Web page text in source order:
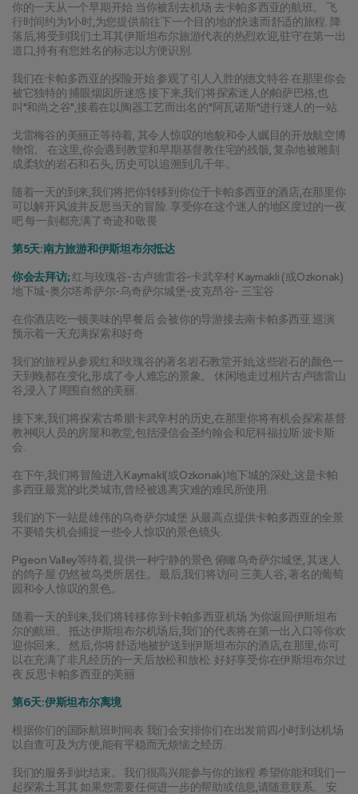
你的一天从一个早期开始 当你被刮去机场 去卡帕多西亚的航班。 飞
行时间约为1小时,为您提供前往下一个目的地的快速而舒适的旅程. 降
落后,将受到我们土耳其伊斯坦布尔旅游代表的热烈欢迎,驻守在第一出
道口,持有有您姓名的标志以方便识别.
我们在卡帕多西亚的探险开始 参观了引人入胜的德文特谷 在那里你会
被它独特的 捕眼烟囱所迷惑 接下来,我们将探索迷人的帕萨巴格,也
叫"和尚之谷",接着在以陶器工艺而出名的"阿瓦诺斯"进行迷人的一站.
戈雷梅谷的美丽正等待着, 其令人惊叹的地貌和令人瞩目的开放航空博
物馆。 在这里,你会遇到教堂和早期基督教住宅的残骸, 复杂地被雕刻
成柔软的岩石和石头, 历史可以追溯到几千年。
随着一天的到来,我们将把你转移到你位于卡帕多西亚的酒店,在那里你
可以解开风波并反思当天的冒险. 享受你在这个迷人的地区度过的一夜
吧 每一刻都充满了奇迹和敬畏
第5天:南方旅游和伊斯坦布尔抵达
你会去拜访; 红与玫瑰谷-古卢德雷谷-卡武辛村 Kaymakli (或Ozkonak)
地下城-奥尔塔希萨尔-乌奇萨尔城堡-皮克昂谷- 三宝谷
在你酒店吃一顿美味的早餐后 会被你的导游接去南卡帕多西亚 巡演
预示着一天充满探索和好奇
我们的旅程从参观红和玫瑰谷的著名岩石教堂开始,这些岩石的颜色一
天到晚都在变化,形成了令人难忘的景象。 休闲地走过相片古卢德雷山
谷,浸入了周围自然的美丽.
接下来,我们将探索古希腊卡武辛村的历史,在那里你将有机会探索基督
教神职人员的房屋和教堂,包括浸信会圣约翰会和尼科福拉斯·波卡斯
会.
在下午,我们将冒险进入Kaymakl(或Ozkonak)地下城的深处,这是卡帕
多西亚最宽的此类城市,曾经被逃离灾难的难民所使用.
我们的下一站是雄伟的乌奇萨尔城堡 从最高点提供卡帕多西亚的全景
不要错失机会捕捉一些令人惊叹的景色镜头.
Pigeon Valley等待着, 提供一种宁静的景色 俯瞰乌奇萨尔城堡, 其迷人
的鸽子屋 仍然被鸟类所居住。 最后,我们将访问 三美人谷, 著名的葡萄
园和令人惊叹的景色。
随着一天的到来,我们将转移你 到卡帕多西亚机场 为你返回伊斯坦布
尔的航班。 抵达伊斯坦布尔机场后,我们的代表将在第一出入口等你欢
迎你回来。 然后,你将舒适地被护送到伊斯坦布尔的酒店,在那里,你可
以在充满了非凡经历的一天后放松和放松. 好好享受你在伊斯坦布尔过
夜 反思卡帕多西亚的美丽
第6天:伊斯坦布尔离境
根据你们的国际航班时间表 我们会安排你们在出发前四小时到达机场
以自查可及为方便,能有平稳而无烦恼之经历.
我们的服务到此结束。 我们很高兴能参与你的旅程 希望你能和我们一
起探索土耳其 如果您需要任何进一步的帮助或信息,请随意联系。 安